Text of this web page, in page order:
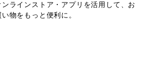
ンラインストア・アプリを活用して、お
い物をもっと便利に。